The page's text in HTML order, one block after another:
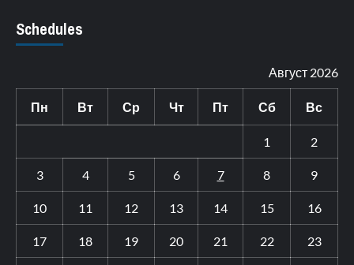
Schedules
Август 2026
Пн Вт Ср Чт Пт Сб Вс
1 2
3 4 5 6 7 8 9
10 11 12 13 14 15 16
17 18 19 20 21 22 23